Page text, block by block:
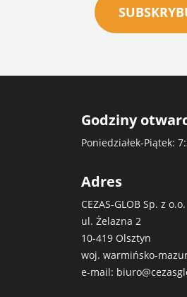
Godziny
Poniedziałek-Piątek:
Adres
CEZAS-GLOB Sp. z o.o.
ul. Żelazna 2
10-419 Olsztyn
woj. warmińsko-
e-mail: